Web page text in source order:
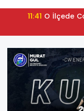
11:41 O İlçede